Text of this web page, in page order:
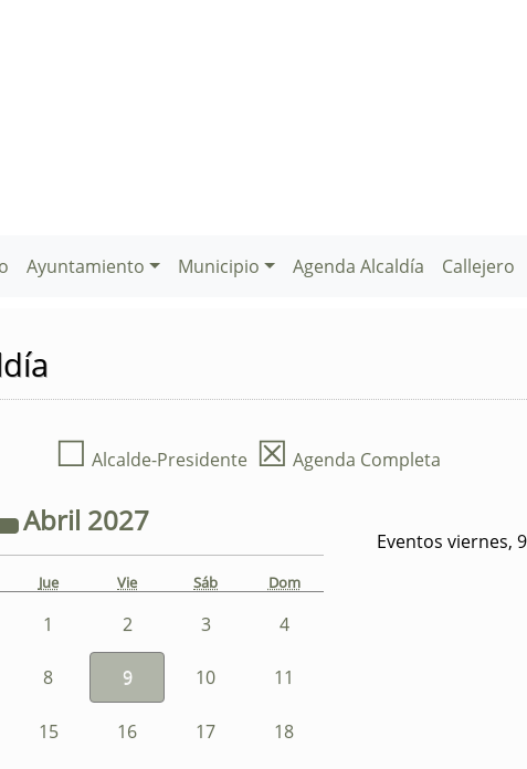
Ayuntamiento Municipio Agenda Alcaldía Callejero
☐ Alcalde-Presidente ☒ Agenda Completa
Abril 2027
Jue Vie Sáb Dom
1 2 3 4
8 9 10 11
15 16 17 18
Eventos viernes,